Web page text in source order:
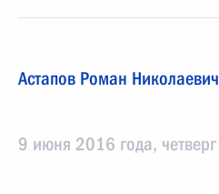
Астапов Роман Николаевич
9 июня 2016 года, четверг